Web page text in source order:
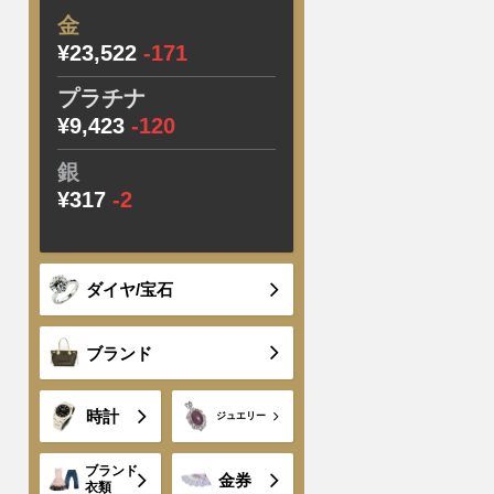
金
¥23,522 -171
プラチナ
¥9,423 -120
銀
¥317 -2
ダイヤ/宝石
ブランド
時計 ジュエリー
ブランド
衣類
金券